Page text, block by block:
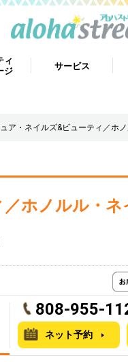
ィ
ジ
サービス
ア・ネイルズ&ビューティ／ホ
ホノルル・ネ
808-955-
ネット予約